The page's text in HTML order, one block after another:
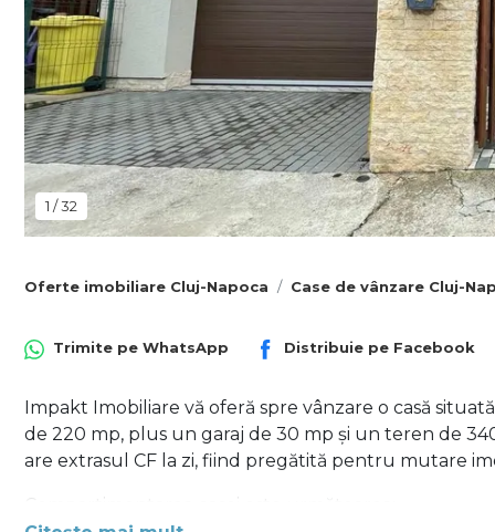
1 /32
Oferte imobiliare Cluj-Napoca Case de vânzare Cluj-
Trimite pe WhatsApp Distribuie pe Facebook
Impakt Imobiliare vă oferă spre vânzare o casă
de 220 mp, plus un garaj de 30 mp și un teren de
are extrasul CF la zi, fiind pregătită pentru mutare